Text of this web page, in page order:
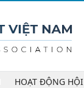
HOẠT ĐỘNG HỘI